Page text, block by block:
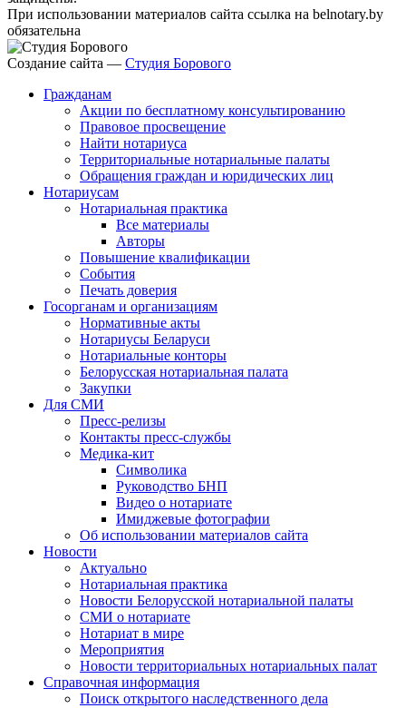
При использовании материалов сайта ссылка на belnotary.by
обязательна
Создание сайта — Студия Борового
Гражданам
Акции по бесплатному консультированию
Правовое просвещение
Найти нотариуса
Территориальные нотариальные палаты
Обращения граждан и юридических лиц
Нотариусам
Нотариальная практика
Все материалы
Авторы
Повышение квалификации
События
Печать доверия
Госорганам и организациям
Нормативные акты
Нотариусы Беларуси
Нотариальные конторы
Белорусская нотариальная палата
Закупки
Для СМИ
Пресс-релизы
Контакты пресс-службы
Медика-кит
Символика
Руководство БНП
Видео о нотариате
Имиджевые фотографии
Об использовании материалов сайта
Новости
Актуально
Нотариальная практика
Новости Белорусской нотариальной палаты
СМИ о нотариате
Нотариат в мире
Мероприятия
Новости территориальных нотариальных палат
Справочная информация
Поиск открытого наследственного дела